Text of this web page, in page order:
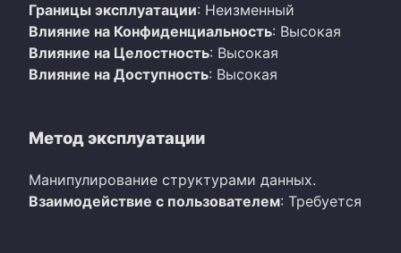
Границы эксплуатации: Неизменный
Влияние на Конфиденциальность: Высокая
Влияние на Целостность: Высокая
Влияние на Доступность: Высокая
Метод эксплуатации
Манипулирование структурами данных.
Взаимодействие с пользователем: Требуется